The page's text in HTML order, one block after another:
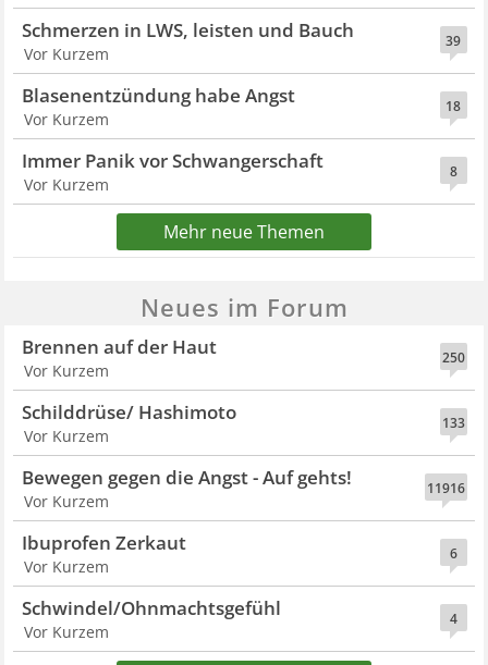
39
Schmerzen in LWS, leisten und Bauch
Vor Kurzem
18
Blasenentzündung habe Angst
Vor Kurzem
8
Immer Panik vor Schwangerschaft
Vor Kurzem
Mehr neue Themen
Neues im Forum
250
Brennen auf der Haut
Vor Kurzem
133
Schilddrüse/ Hashimoto
Vor Kurzem
11916
Bewegen gegen die Angst - Auf gehts!
Vor Kurzem
6
Ibuprofen Zerkaut
Vor Kurzem
4
Schwindel/Ohnmachtsgefühl
Vor Kurzem